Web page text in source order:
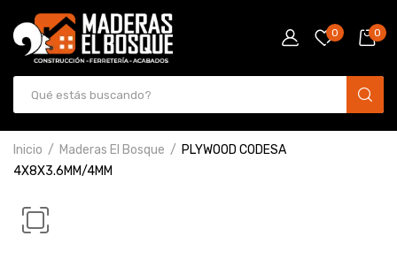
0 0
Inicio Maderas El Bosque
PLYWOOD CODESA
4X8X3.6MM/4MM